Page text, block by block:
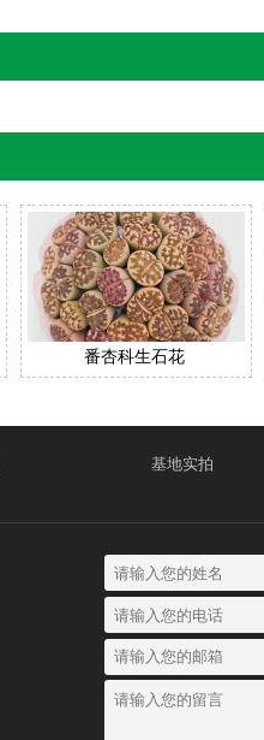
番杏科生石花
基地实拍